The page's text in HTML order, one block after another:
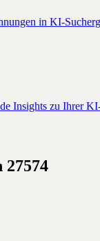
in KI-
Insights zu Ihrer
27574